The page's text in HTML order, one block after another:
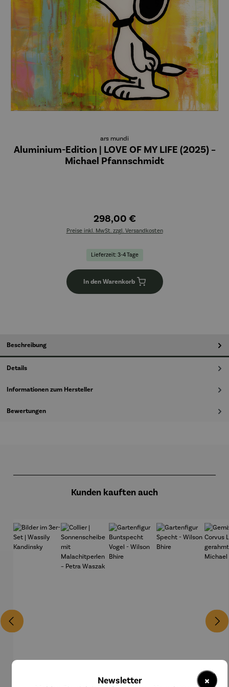
ars mundi
Aluminium-Edition | LOVE OF MY LIFE (2025) –
Michael Pfannschmidt
298,00 €
Preise inkl. MwSt. zzgl. Versandkosten
Lieferzeit: 3-4 Tage
In den Warenkorb
Beschreibung
Details
Informationen zum Hersteller
Bewertungen
Kunden kauften auch
×
Newsletter